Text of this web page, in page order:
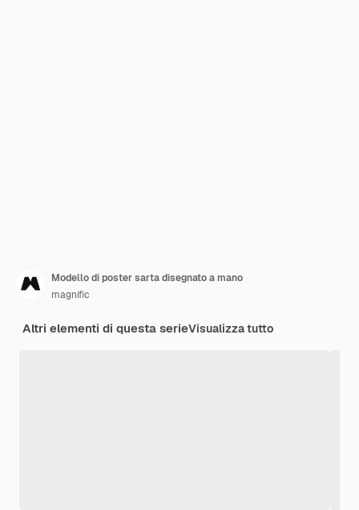
Modello di poster sarta disegnato a mano
magnific
Altri elementi di questa serieVisualizza tutto